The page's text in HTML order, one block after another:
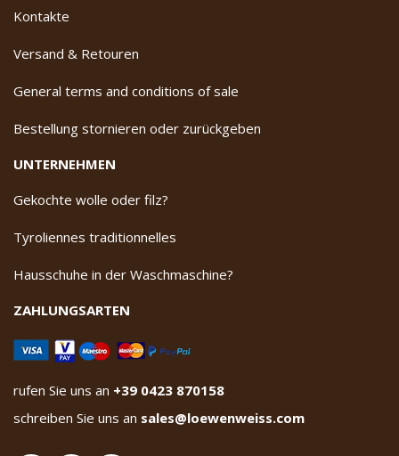
Kontakte
Versand & Retouren
General terms and conditions of sale
Bestellung stornieren oder zurückgeben
UNTERNEHMEN
Gekochte wolle oder filz?
Tyroliennes traditionnelles
Hausschuhe in der Waschmaschine?
ZAHLUNGSARTEN
rufen Sie uns an +39 0423 870158
schreiben Sie uns an sales@loewenweiss.com